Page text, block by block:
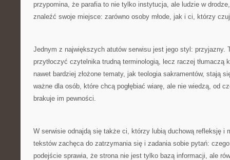
przypomina, że parafia to nie tylko instytucja, ale ludzie w
znaleźć swoje miejsce: zarówno osoby młode, jak i ci, którzy
Jednym z największych atutów serwisu jest jego styl: przyjazny.
przytłoczyć czytelnika trudną terminologią, lecz raczej tłumaczą
nawet bardziej złożone tematy, jak teologia sakramentów, stają
ważne dla osób, które chcą pogłębiać wiarę, ale nie wiedzą, od
brakuje im pewności.
W serwisie odnajdą się także ci, którzy lubią duchową refleksję i
tekstów zachęca do zatrzymania się i zadania sobie pytań:
podejście sprawia, że strona nie jest tylko bazą informacji, ale